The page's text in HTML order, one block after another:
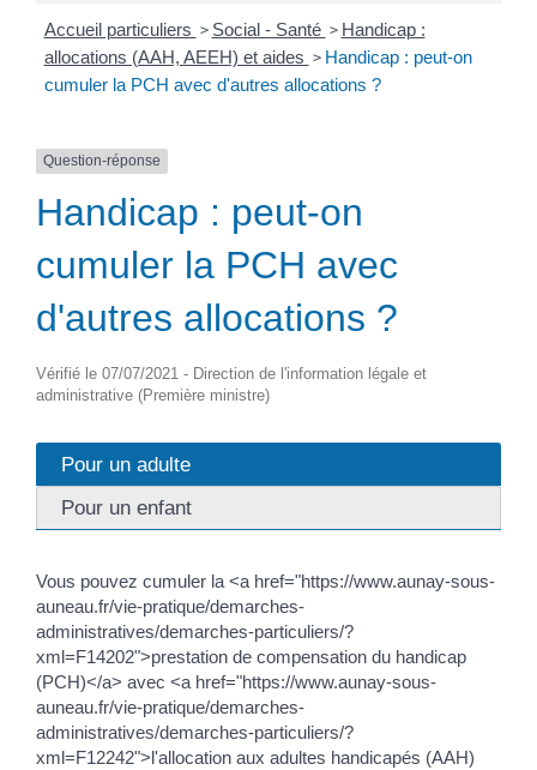
Accueil particuliers > Social - Santé > Handicap :
allocations (AAH, AEEH) et aides > Handicap : peut-on
cumuler la PCH avec d'autres allocations ?
Question-réponse
Handicap : peut-on
cumuler la PCH avec
d'autres allocations ?
Vérifié le 07/07/2021 - Direction de l'information légale et
administrative (Première ministre)
Pour un adulte
Pour un enfant
Vous pouvez cumuler la <a href="https://www.aunay-sous-
auneau.fr/vie-pratique/demarches-
administratives/demarches-particuliers/?
xml=F14202">prestation de compensation du handicap
(PCH)</a> avec <a href="https://www.aunay-sous-
auneau.fr/vie-pratique/demarches-
administratives/demarches-particuliers/?
xml=F12242">l'allocation aux adultes handicapés (AAH)